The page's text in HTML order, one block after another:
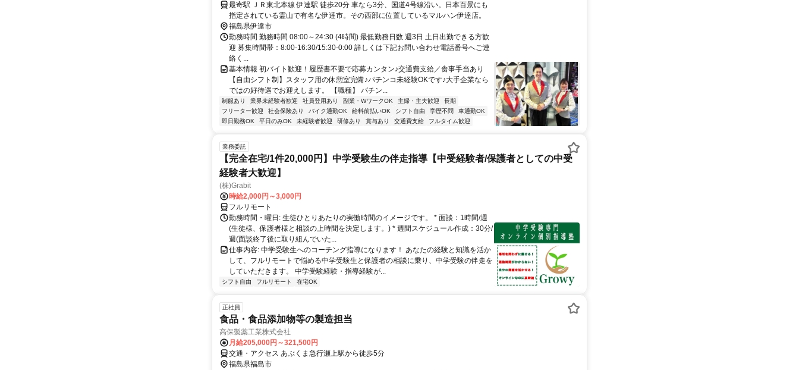
最寄駅 ＪＲ東北本線 伊達駅 徒歩20分 車なら3分、国道4号線沿い。日本百景にも
指定されている霊山で有名な伊達市。その西部に位置しているマルハン伊達店。
福島県伊達市
勤務時間 勤務時間 08:00～24:30 (4時間) 最低勤務日数 週3日 土日出勤できる方歓
迎 募集時間帯：8:00-16:30/15:30-0:00 詳しくは下記お問い合わせ電話番号へご連
絡く...
基本情報 初バイト歓迎！履歴書不要で応募カンタン♪交通費支給／食事手当あり
【自由シフト制】スタッフ用の休憩室完備♪パチンコ未経験OKです♪大手企業なら
ではの好待遇でお迎えします。 【職種】 パチン...
制服あり 業界未経験者歓迎 社員登用あり 副業・WワークOK 主婦・主夫歓迎
長期
フリーター歓迎
社会保険あり バイク通勤OK 給料前払いOK シフト自由 学歴不問
車通勤OK
即日勤務OK
平日のみOK 未経験者歓迎 研修あり 賞与あり 交通費支給 フルタイム歓迎
業務委託
【完全在宅/1件20,000円】中学受験生の伴走指導【中受経験者/保護者としての中受
経験者大歓迎】
(株)Grabit
時給2,000円～3,000円
フルリモート
勤務時間・曜日: 生徒ひとりあたりの実働時間のイメージです。 * 面談：1時間/週
(生徒様、保護者様と相談の上時間を決定します。) * 週間スケジュール作成：30分/
週(面談終了後に取り組んでいた...
仕事内容: 中学受験生へのコーチング指導になります！ あなたの経験と知識を活か
して、フルリモートで悩める中学受験生と保護者の相談に乗り、中学受験の伴走を
していただきます。 中学受験経験・指導経験が...
シフト自由 フルリモート 在宅OK
正社員
食品・食品添加物等の製造担当
高保製薬工業株式会社
月給205,000円～321,500円
交通・アクセス あぶくま急行瀬上駅から徒歩5分
福島県福島市